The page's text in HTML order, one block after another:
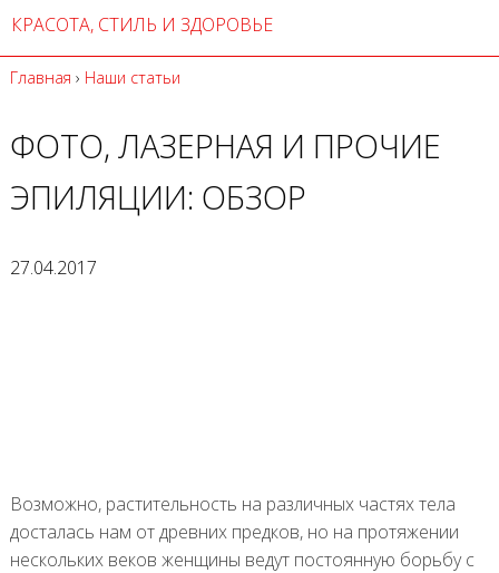
КРАСОТА, СТИЛЬ И ЗДОРОВЬЕ
Главная › Наши статьи
ФОТО, ЛАЗЕРНАЯ И ПРОЧИЕ
ЭПИЛЯЦИИ: ОБЗОР
27.04.2017
Возможно, растительность на различных частях тела
досталась нам от древних предков, но на протяжении
нескольких веков женщины ведут постоянную борьбу с